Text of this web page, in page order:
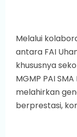
Melalui
antara FAI
khususnya
MGMP PAI
melahirkan
berprestasi,